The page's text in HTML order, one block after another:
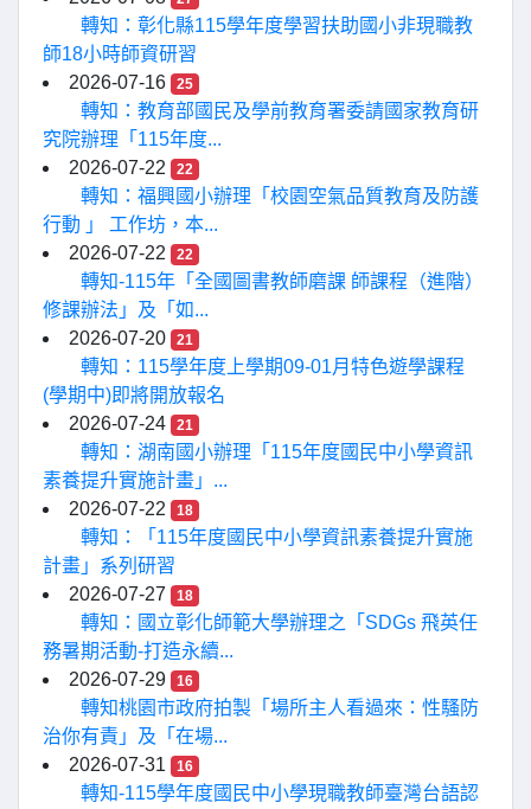
轉知：彰化縣115學年度學習扶助國小非現職教
師18小時師資研習
2026-07-16
25
轉知：教育部國民及學前教育署委請國家教育研
究院辦理「115年度...
2026-07-22
22
轉知：福興國小辦理「校園空氣品質教育及防護
行動 」 工作坊，本...
2026-07-22
22
轉知-115年「全國圖書教師磨課 師課程（進階）
修課辦法」及「如...
2026-07-20
21
轉知：115學年度上學期09-01月特色遊學課程
(學期中)即將開放報名
2026-07-24
21
轉知：湖南國小辦理「115年度國民中小學資訊
素養提升實施計畫」...
2026-07-22
18
轉知：「115年度國民中小學資訊素養提升實施
計畫」系列研習
2026-07-27
18
轉知：國立彰化師範大學辦理之「SDGs 飛英任
務暑期活動-打造永續...
2026-07-29
16
轉知桃園市政府拍製「場所主人看過來：性騷防
治你有責」及「在場...
2026-07-31
16
轉知-115學年度國民中小學現職教師臺灣台語認